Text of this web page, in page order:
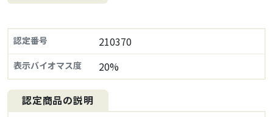
認定番号 210370
表示バイオマス度 20%
認定商品の説明